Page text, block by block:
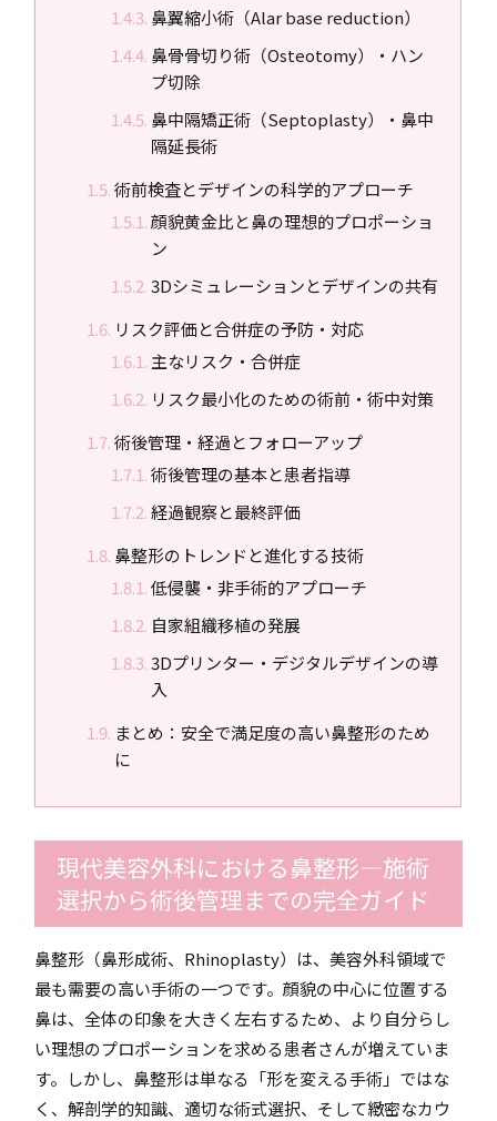
鼻翼縮小術（Alar base reduction）
鼻骨骨切り術（Osteotomy）・ハン
プ切除
鼻中隔矯正術（Septoplasty）・鼻中
隔延長術
術前検査とデザインの科学的アプローチ
顔貌黄金比と鼻の理想的プロポーショ
ン
3Dシミュレーションとデザインの共有
リスク評価と合併症の予防・対応
主なリスク・合併症
リスク最小化のための術前・術中対策
術後管理・経過とフォローアップ
術後管理の基本と患者指導
経過観察と最終評価
鼻整形のトレンドと進化する技術
低侵襲・非手術的アプローチ
自家組織移植の発展
3Dプリンター・デジタルデザインの導
入
まとめ：安全で満足度の高い鼻整形のため
に
現代美容外科における鼻整形―施術
選択から術後管理までの完全ガイド
鼻整形（鼻形成術、Rhinoplasty）は、美容外科領域で
最も需要の高い手術の一つです。顔貌の中心に位置する
鼻は、全体の印象を大きく左右するため、より自分らし
い理想のプロポーションを求める患者さんが増えていま
す。しかし、鼻整形は単なる「形を変える手術」ではな
く、解剖学的知識、適切な術式選択、そして緻密なカウ